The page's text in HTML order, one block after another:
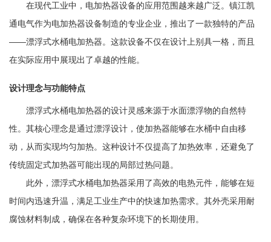
在现代工业中，电加热器设备的应用范围越来越广泛。镇江凯
通电气作为电加热器设备制造的专业企业，推出了一款独特的产品
——漂浮式水桶电加热器。这款设备不仅在设计上别具一格，而且
在实际应用中展现出了卓越的性能。
设计理念与功能特点
漂浮式水桶电加热器的设计灵感来源于水面漂浮物的自然特
性。其核心理念是通过漂浮设计，使加热器能够在水桶中自由移
动，从而实现均匀加热。这种设计不仅提高了加热效率，还避免了
传统固定式加热器可能出现的局部过热问题。
此外，漂浮式水桶电加热器采用了高效的电热元件，能够在短
时间内迅速升温，满足工业生产中的快速加热需求。其外壳采用耐
腐蚀材料制成，确保在各种复杂环境下的长期使用。